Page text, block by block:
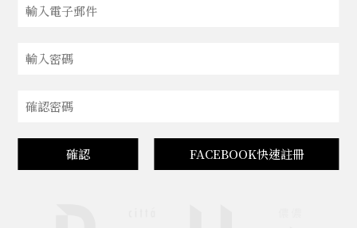
確認 FACEBOOK快速註冊